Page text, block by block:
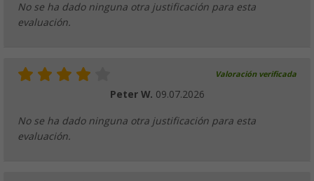
No se ha dado ninguna otra justificación para esta
evaluación.
Valoración verificada
Peter W. 09.07.2026
No se ha dado ninguna otra justificación para esta
evaluación.